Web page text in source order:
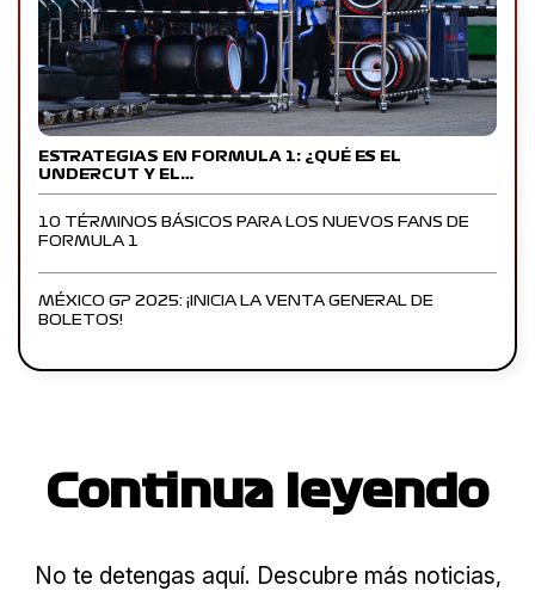
ESTRATEGIAS EN FORMULA 1: ¿QUÉ ES EL
UNDERCUT Y EL…
10 TÉRMINOS BÁSICOS PARA LOS NUEVOS FANS DE
FORMULA 1
MÉXICO GP 2025: ¡INICIA LA VENTA GENERAL DE
BOLETOS!
Continua leyendo
No te detengas aquí. Descubre más noticias,